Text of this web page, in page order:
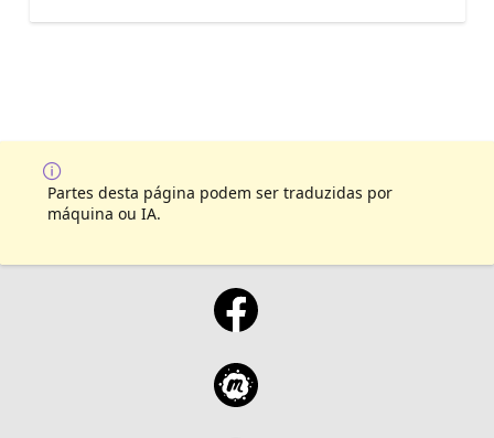
Partes desta página podem ser traduzidas por
máquina ou IA.